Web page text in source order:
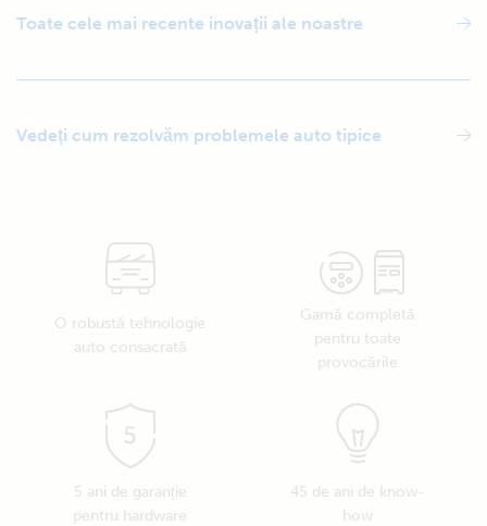
Toate cele mai recente inovații ale noastre
Vedeți cum rezolvăm problemele auto tipice
O robustă tehnologie
auto consacrată
Gamă completă
pentru toate
provocările
5 ani de garanție
pentru hardware
45 de ani de know-
how